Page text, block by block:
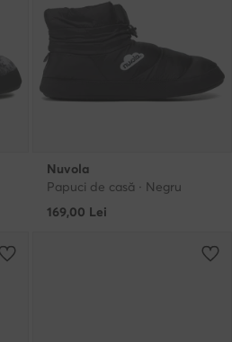
Nuvola
Papuci de casă · Negru
169,00 Lei